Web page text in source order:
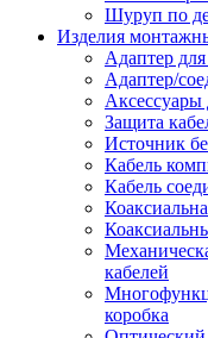
Шуруп по
Изделия
Адаптер
Адаптер/
Защита
Источник
Кабель
Кабель
кабелей
коробка